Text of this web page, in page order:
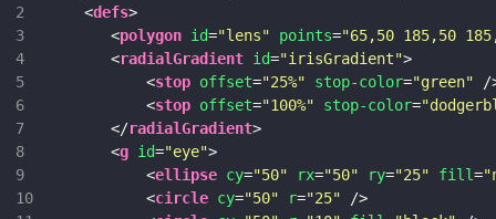
2
3
4
5
6
7
8
9
10
<defs>
<polygon id="lens" points="65,50 185,50
<radialGradient id="irisGradient">
<stop offset="25%" stop-color="green" /
<stop offset="100%" stop-color=
</radialGradient>
<g id="eye">
<ellipse cy="50" rx="50" ry="25" fill=
<circle cy="50" r="25" />